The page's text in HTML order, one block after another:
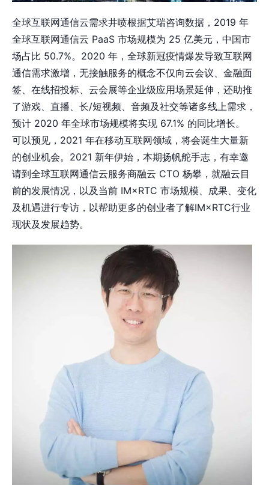
全球互联网通信云需求井喷根据艾瑞咨询数据，2019 年
全球互联网通信云 PaaS 市场规模为 25 亿美元，中国市
场占比 50.7%。2020 年，全球新冠疫情爆发导致互联网
通信需求激增，无接触服务的概念不仅向云会议、金融面
签、在线招投标、云会展等企业级应用场景延伸，还助推
了游戏、直播、长/短视频、音频及社交等诸多线上需求，
预计 2020 年全球市场规模将实现 67.1% 的同比增长。
可以预见，2021 年在移动互联网领域，将会诞生大量新
的创业机会。2021 新年伊始，本期扬帆舵手志，有幸邀
请到全球互联网通信云服务商融云 CTO 杨攀，就融云目
前的发展情况，以及当前 IM×RTC 市场规模、成果、变化
及机遇进行专访，以帮助更多的创业者了解IM×RTC行业
现状及发展趋势。